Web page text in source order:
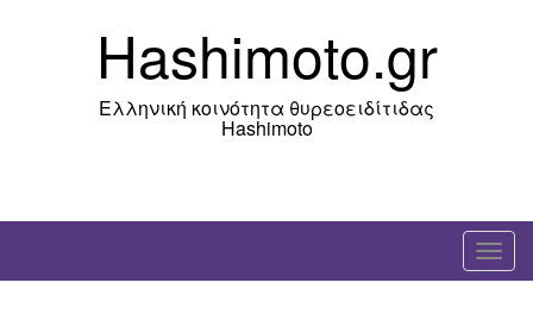
Hashimoto.gr
Ελληνική κοινότητα θυρεοειδίτιδας
Hashimoto
T
o